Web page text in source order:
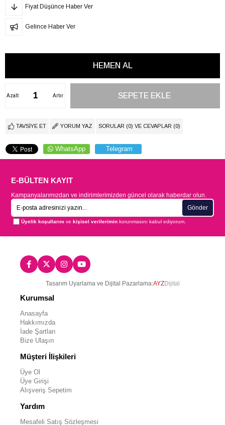
Fiyat Düşünce Haber Ver
Gelince Haber Ver
Artır
Azalt
TAVSIYE ET YORUM YAZ SORULAR (0) VE CEVAPLAR (0)
WhatsApp Telegram
E-BÜLTEN KAYIT
Kampanyalarımızdan ve indirimlerimizden güncel olarak haberdar olun.
Gönder
Üyelik koşullarını vekişisel verilerimin korunmasını kabul ediyorum.
Tasarım Uyarlama ve Dijital Pazarlama:AYZDijital
Kurumsal
Anasayfa
Hakkımızda
İade Şartları
Bize Ulaşın
Müşteri İlişkileri
Üye Ol
Üye Girişi
Alışveriş Sepetim
Yardım
Mesafeli Satış Sözleşmesi